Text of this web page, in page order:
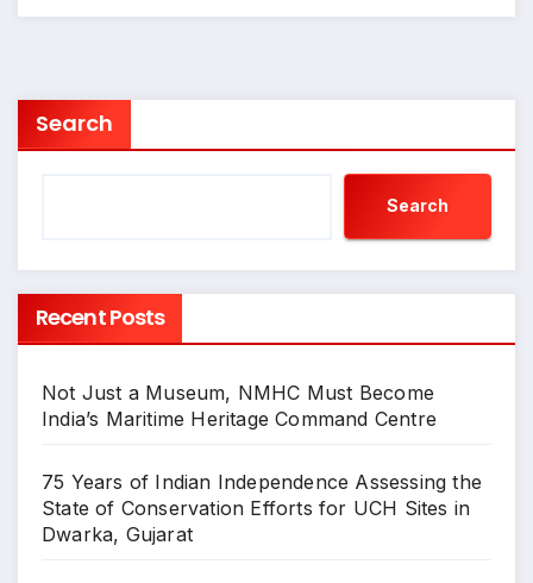
Search
Search
Recent Posts
Not Just a Museum, NMHC Must Become
India’s Maritime Heritage Command Centre
75 Years of Indian Independence Assessing the
State of Conservation Efforts for UCH Sites in
Dwarka, Gujarat